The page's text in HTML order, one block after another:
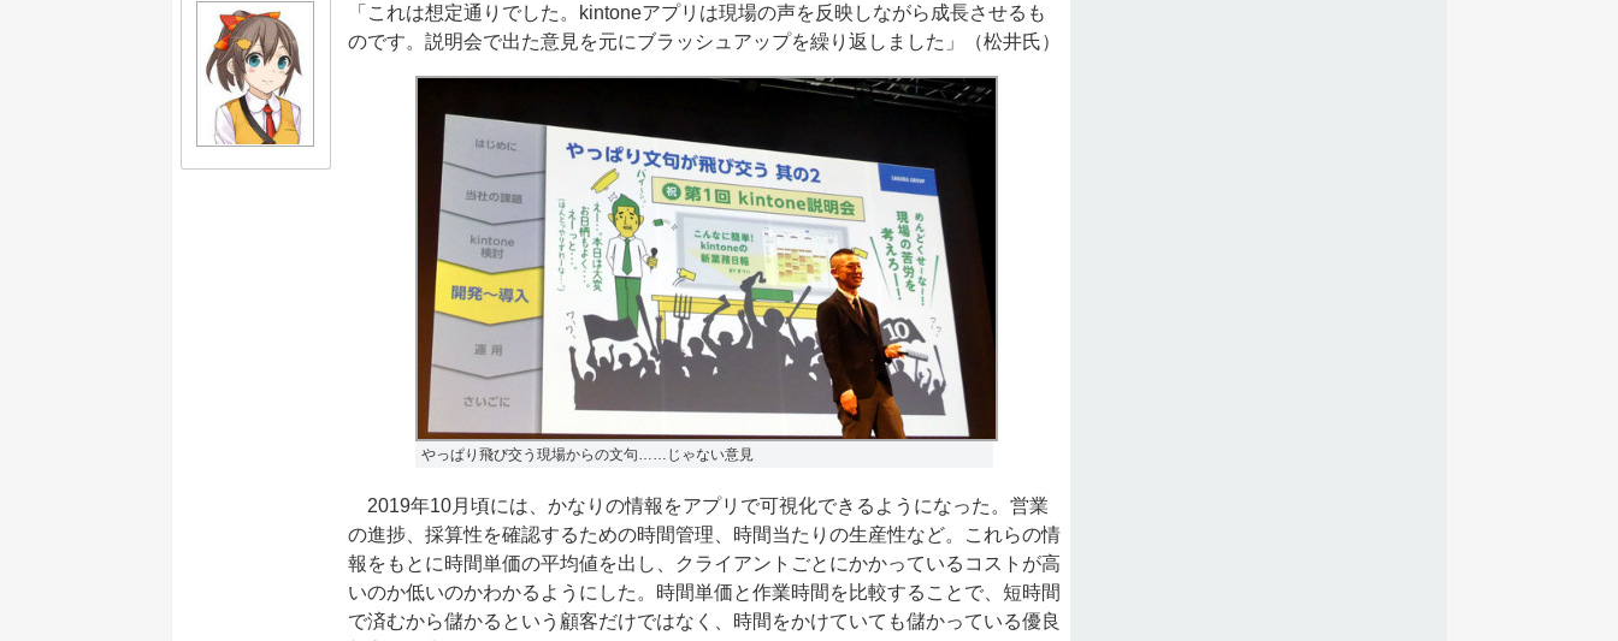
「これは想定通りでした。kintoneアプリは現場の声を反映しながら成長させるも
のです。説明会で出た意見を元にブラッシュアップを繰り返しました」（松井氏）
やっぱり飛び交う現場からの文句……じゃない意見
2019年10月頃には、かなりの情報をアプリで可視化できるようになった。営業
の進捗、採算性を確認するための時間管理、時間当たりの生産性など。これらの情
報をもとに時間単価の平均値を出し、クライアントごとにかかっているコストが高
いのか低いのかわかるようにした。時間単価と作業時間を比較することで、短時間
で済むから儲かるという顧客だけではなく、時間をかけていても儲かっている優良